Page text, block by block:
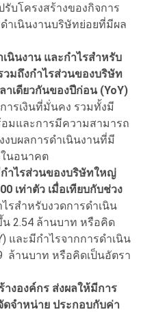
บโครงสร้างของกิจการ
าเนินงานบริษัทย่อยที่มีผล
นินงาน และกําไรสำหรับ
วมถึงกําไรส่วนของบริษัท
าเดียวกันของปีก่อน (YoY)
ารเงินที่มั่นคง รวมทั้งมี
มและการมีความสามารถ
บผลการดำเนินงานที่มี
ในอนาคต
ำไรส่วนของบริษัทใหญ่
เท่าตัว เมื่อเทียบกับช่วง
รสำหรับงวดการดําเนิน
น 2.54 ล้านบาท หรือคิด
และมีกำไรจากการดำเนิน
ล้านบาท หรือคิดเป็นอัตรา
งองค์กร ส่งผลให้มีการ
จําหน่าย ประกอบกับค่า